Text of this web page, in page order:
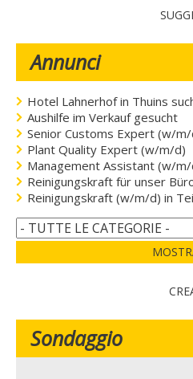
Annunci
Hotel Lahnerhof in Thuins
Aushilfe im Verkauf gesucht
Senior Customs Expert (w/
Plant Quality Expert (w/m/d)
Management Assistant (w/
Reinigungskraft für unser
Reinigungskraft (w/m/d) in
Sondaggio